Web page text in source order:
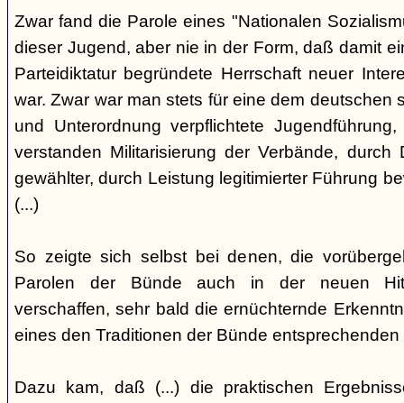
Zwar fand die Parole eines "Nationalen
dieser Jugend, aber nie in der Form, daß damit
Parteidiktatur begründete Herrschaft neuer
war. Zwar war man stets für eine dem deutschen
und Unterordnung verpflichtete
verstanden Militarisierung der Verbände,
gewählter, durch Leistung legitimierter Führung
(...)
So zeigte sich selbst bei denen, die
Parolen der Bünde auch in der neuen
verschaffen, sehr bald die ernüchternde
eines den Traditionen der Bünde
Dazu kam, daß (...) die praktischen